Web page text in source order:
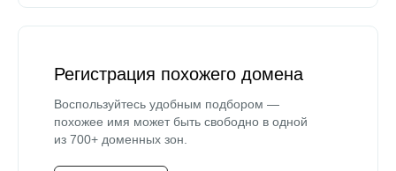
Регистрация похожего домена
Воспользуйтесь удобным подбором —
похожее имя может быть свободно в одной
из 700+ доменных зон.